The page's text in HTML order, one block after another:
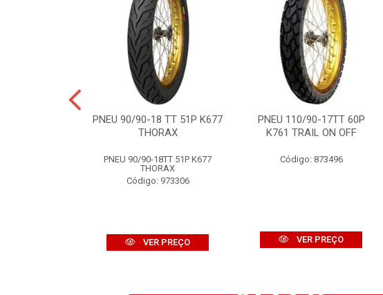
PNEU 90/90-18 TT 51P K677
THORAX
PNEU 90/90-18TT 51P K677
THORAX
Código: 973306
VER PREÇO
PNEU 110/90-17TT 60P
K761 TRAIL ON OFF
Código: 873496
VER PREÇO